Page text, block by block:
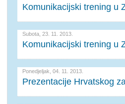
Komunikacijski trening u
Subota, 23. 11. 2013.
Komunikacijski trening u
Ponedjeljak, 04. 11. 2013.
Prezentacije Hrvatskog